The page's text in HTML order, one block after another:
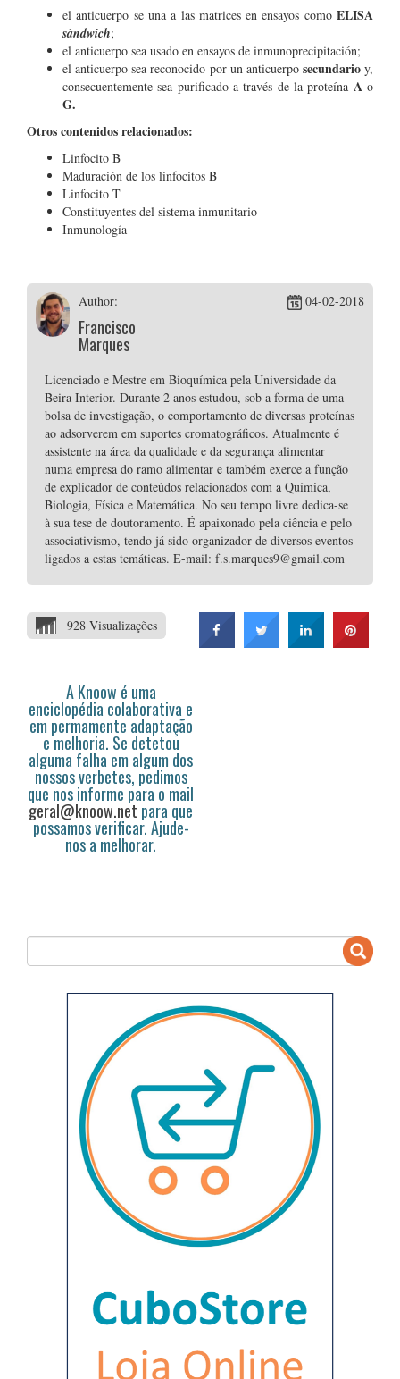
el anticuerpo se una a las matrices en ensayos como ELISA
sándwich;
el anticuerpo sea usado en ensayos de inmunoprecipitación;
el anticuerpo sea reconocido por un anticuerpo secundarioy,
consecuentemente sea purificado a través de la proteína Ao
G.
Otros contenidos relacionados:
Linfocito B
Maduración de los linfocitos B
Linfocito T
Constituyentes del sistema inmunitario
Inmunología
Author:
Francisco
Marques
04-02-2018
Licenciado e Mestre em Bioquímica pela Universidade da
Beira Interior. Durante 2 anos estudou, sob a forma de uma
bolsa de investigação, o comportamento de diversas proteínas
ao adsorverem em suportes cromatográficos. Atualmente é
assistente na área da qualidade e da segurança alimentar
numa empresa do ramo alimentar e também exerce a função
de explicador de conteúdos relacionados com a Química,
Biologia, Física e Matemática. No seu tempo livre dedica-se
à sua tese de doutoramento. É apaixonado pela ciência e pelo
associativismo, tendo já sido organizador de diversos eventos
ligados a estas temáticas. E-mail: f.s.marques9@gmail.com
928 Visualizações
A Knoow é uma
enciclopédia colaborativa e
em permamente adaptação
e melhoria. Se detetou
alguma falha em algum dos
nossos verbetes, pedimos
que nos informe para o mail
geral@knoow.net para que
possamos verificar. Ajude-
nos a melhorar.